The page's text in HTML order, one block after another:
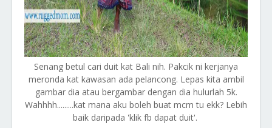
Senang betul cari duit kat Bali nih. Pakcik ni kerjanya
meronda kat kawasan ada pelancong. Lepas kita ambil
gambar dia atau bergambar dengan dia hulurlah 5k.
Wahhhh.........kat mana aku boleh buat mcm tu ekk? Lebih
baik daripada 'klik fb dapat duit'.